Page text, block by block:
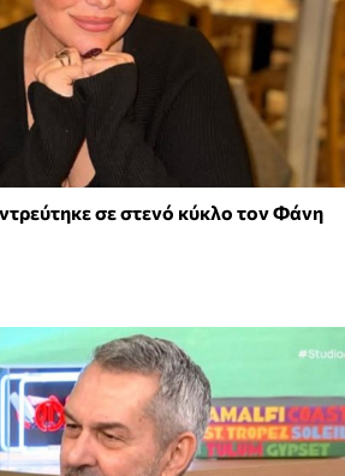
σε στενό κύκλο τον Φάνη